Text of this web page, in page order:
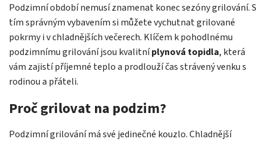
Podzimní období nemusí znamenat konec sezóny grilování. S
tím správným vybavením si můžete vychutnat grilované
pokrmy i v chladnějších večerech. Klíčem k pohodlnému
podzimnímu grilování jsou kvalitníplynová topidla, která
vám zajistí příjemné teplo a prodlouží čas strávený venku s
rodinou a přáteli.
Proč grilovat na podzim?
Podzimní grilování má své jedinečné kouzlo. Chladnější